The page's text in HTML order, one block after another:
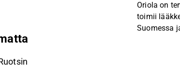
Oriola on
toimii
Suomessa